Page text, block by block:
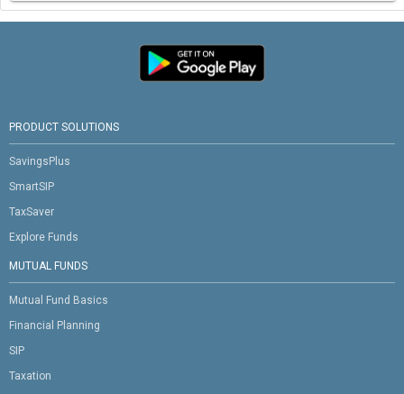
PRODUCT SOLUTIONS
SavingsPlus
SmartSIP
TaxSaver
Explore Funds
MUTUAL FUNDS
Mutual Fund Basics
Financial Planning
SIP
Taxation